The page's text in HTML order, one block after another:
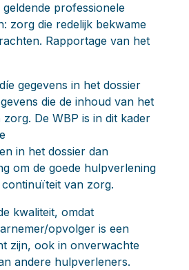
professionele
zorg die redelijk bekwame
Rapportage van het
gegevens in het dossier
die de inhoud van het
De WBP is in dit kader
in het dossier dan
om de goede hulpverlening
van zorg.
kwaliteit, omdat
opvolger is een
zijn, ook in onverwachte
andere hulpverleners.